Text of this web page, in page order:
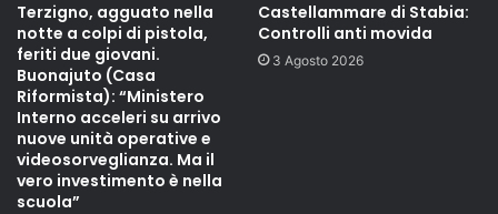
Terzigno, agguato nella
notte a colpi di pistola,
feriti due giovani.
Buonajuto (Casa
Riformista): “Ministero
Interno acceleri su arrivo
nuove unità operative e
videosorveglianza. Ma il
vero investimento è nella
scuola”
Castellammare di Stabia:
Controlli anti movida
3 Agosto 2026